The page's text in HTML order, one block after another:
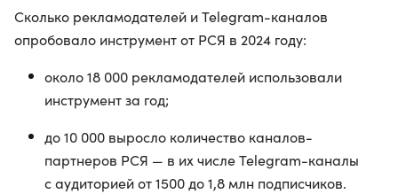
Сколько рекламодателей и Telegram-каналов
опробовало инструмент от РСЯ в 2024 году:
около 18 000 рекламодателей использовали
инструмент за год;
до 10 000 выросло количество каналов-
партнеров РСЯ — в их числе Telegram-каналы
с аудиторией от 1500 до 1,8 млн подписчиков.